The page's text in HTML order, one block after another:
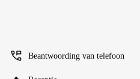
Beantwoording van telefoon